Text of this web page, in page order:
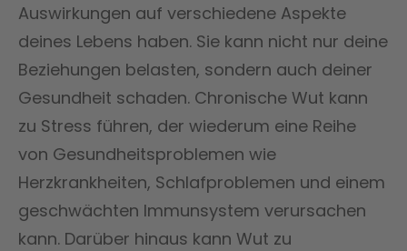
Auswirkungen auf verschiedene Aspekte
deines Lebens haben. Sie kann nicht nur deine
Beziehungen belasten, sondern auch deiner
Gesundheit schaden. Chronische Wut kann
zu Stress führen, der wiederum eine Reihe
von Gesundheitsproblemen wie
Herzkrankheiten, Schlafproblemen und einem
geschwächten Immunsystem verursachen
kann. Darüber hinaus kann Wut zu